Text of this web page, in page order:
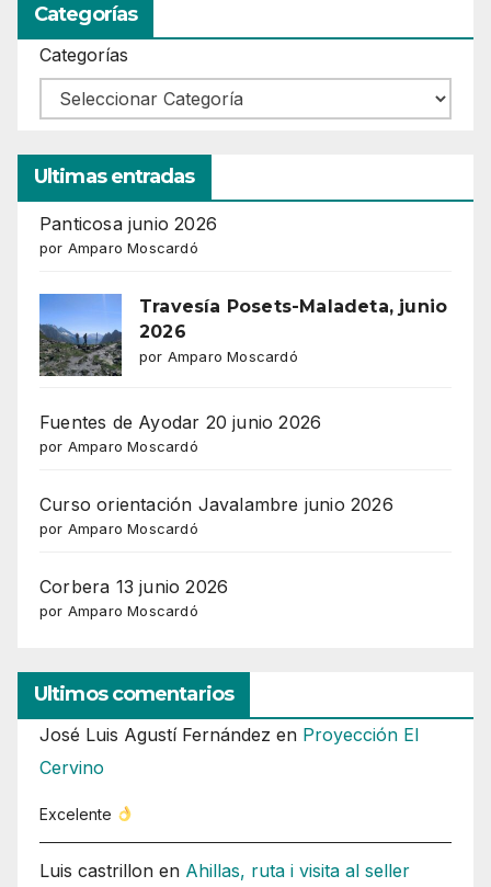
Categorías
Categorías
Ultimas entradas
Panticosa junio 2026
por Amparo Moscardó
Travesía Posets-Maladeta, junio
2026
por Amparo Moscardó
Fuentes de Ayodar 20 junio 2026
por Amparo Moscardó
Curso orientación Javalambre junio 2026
por Amparo Moscardó
Corbera 13 junio 2026
por Amparo Moscardó
Ultimos comentarios
José Luis Agustí Fernández en Proyección El
Cervino
Excelente
Luis castrillon en Ahillas, ruta i visita al seller